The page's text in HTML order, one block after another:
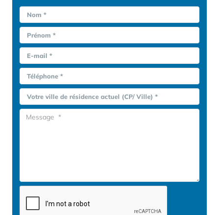
Nom *
Prénom *
E-mail *
Téléphone *
Votre ville de résidence actuel (CP/ Ville) *